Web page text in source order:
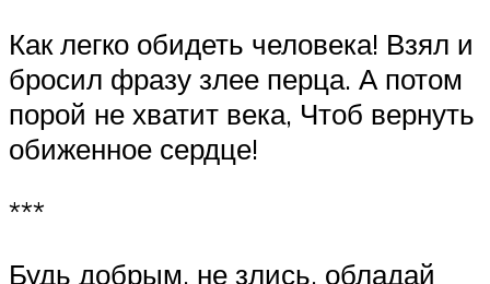
Как легко обидеть человека! Взял и
бросил фразу злее перца. А потом
порой не хватит века, Чтоб вернуть
обиженное сердце!
***
Будь добрым, не злись, обладай